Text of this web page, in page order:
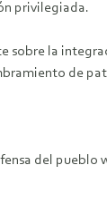
privilegiada.
sobre la
de
del